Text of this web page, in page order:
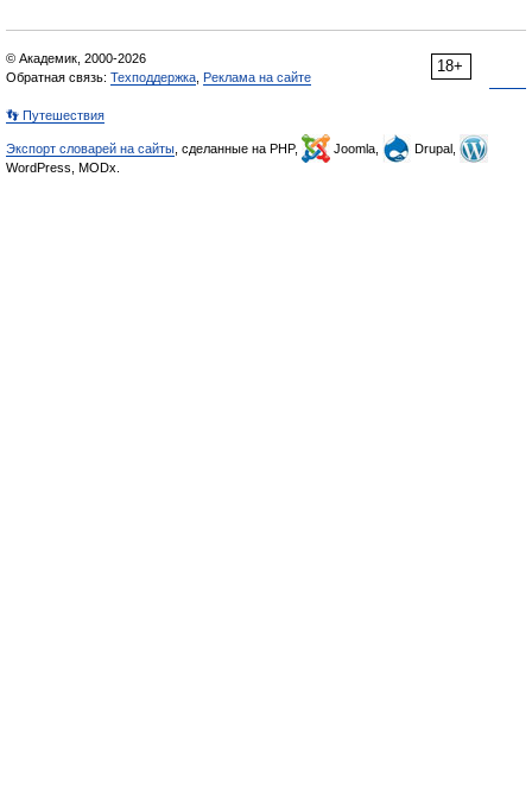
18+
© Академик, 2000-2026
Обратная связь: Техподдержка Реклама на сайте
👣 Путешествия
Экспорт словарей на сайты , сделанные на PHP, Joomla,
Drupal,
WordPress, MODx.